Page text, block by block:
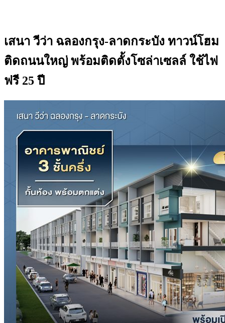
เสนา วีว่า ฉลองกรุง-ลาดกระบัง ทาวน์โฮม
ติดถนนใหญ่ พร้อมติดตั้งโซล่าเซลล์ ใช้ไฟ
ฟรี 25 ปี